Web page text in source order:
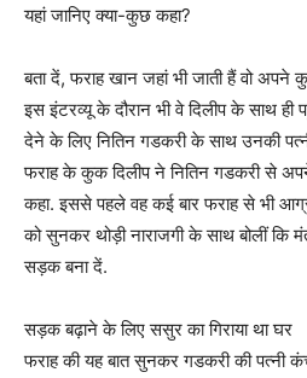
यहां जानिए क्या-कुछ कहा?
बता दें, फराह खान जहां भी जाती हैं वो
इस इंटरव्यू के दौरान भी वे दिलीप के साथ ही
देने के लिए नितिन गडकरी के साथ उनकी
फराह के कुक दिलीप ने नितिन गडकरी से
कहा. इससे पहले वह कई बार फराह से भी
को सुनकर थोड़ी नाराजगी के साथ बोलीं कि
सड़क बना दें.
सड़क बढ़ाने के लिए ससुर का गिराया था घर
फराह की यह बात सुनकर गडकरी की पत्नी